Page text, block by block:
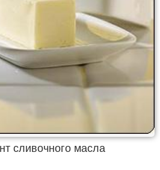
сливочного масла